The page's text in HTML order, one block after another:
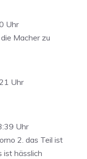
Uhr
Macher zu
Uhr
Uhr
2. das Teil ist
ist hässlich